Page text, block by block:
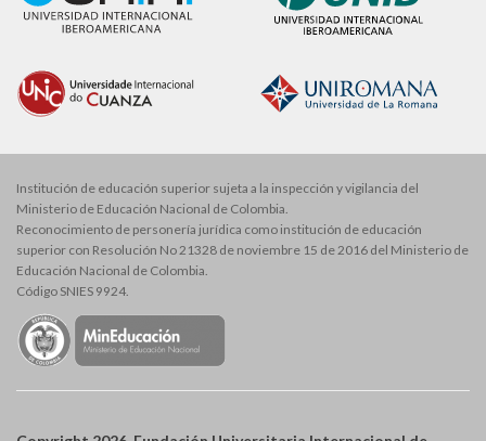
Institución de educación superior sujeta a la inspección y vigilancia del
Ministerio de Educación Nacional de Colombia.
Reconocimiento de personería jurídica como institución de educación
superior con Resolución No 21328 de noviembre 15 de 2016 del Ministerio de
Educación Nacional de Colombia.
Código SNIES 9924.